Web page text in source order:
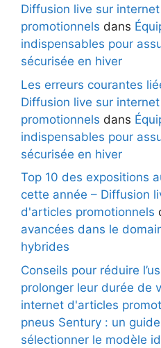
Diffusion live sur
promotionnels dans
indispensables pour
sécurisée en hiver
Les erreurs courantes
Diffusion live sur
promotionnels dans
indispensables pour
sécurisée en hiver
Top 10 des expositions
cette année – Diffusion
d'articles promotionnels
avancées dans le
hybrides
Conseils pour réduire
prolonger leur durée de
internet d'articles
pneus Sentury : un
sélectionner le modèle